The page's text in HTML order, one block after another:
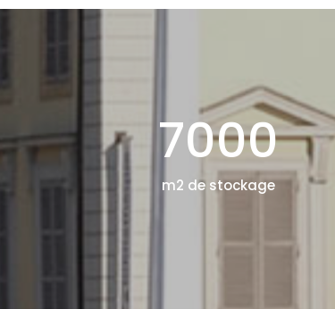
7000
m2 de stockage